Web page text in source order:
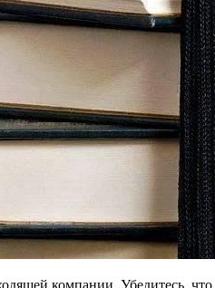
компании. Убедитесь,